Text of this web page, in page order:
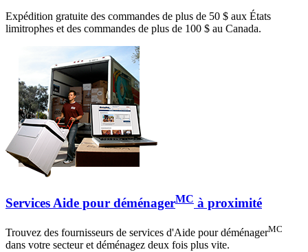
Expédition gratuite des commandes de plus de 50 $ aux États
limitrophes et des commandes de plus de 100 $ au Canada.
Services Aide pour déménagerMC à proximité
Trouvez des fournisseurs de services d'Aide pour déménagerMC
dans votre secteur et déménagez deux fois plus vite.